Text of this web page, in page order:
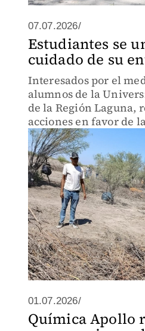
07.07.2026/
Estudiantes se
cuidado de su
Interesados por el
alumnos de la
de la Región Laguna,
acciones en favor de
01.07.2026/
Química Apollo